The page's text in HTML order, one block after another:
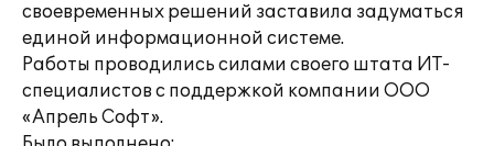
своевременных решений заставила задуматься
единой информационной системе.
Работы проводились силами своего штата ИТ-
специалистов с поддержкой компании ООО
«Апрель Софт».